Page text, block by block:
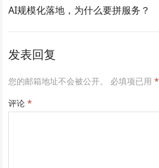
AI规模化落地，为什么要拼服务？
发表回复
您的邮箱地址不会被公开。 必填项已用*
评论*